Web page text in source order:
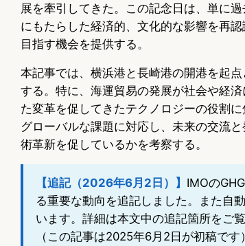
展を牽引してきた。この記念日は、単に
にもたらした経済的、文化的な影響を再
目指す機会を提供する。
本記事では、横浜港と長崎港の開港を起
する。特に、海運貿易の発展が社会や経
た変革を促してきたテクノロジーの役割
グローバルな課題に対応し、未来の交流
術革新を促しているかを考察する。
【追記（2026年6月2日）】 IMOの
る重要な動向を追記しました。また自
います。詳細は本文中の追記箇所をご覧
（この記事は2025年6月2日が初稿です）